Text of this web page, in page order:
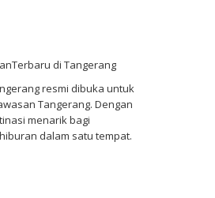
di Tangerang
resmi dibuka untuk
Tangerang. Dengan
menarik bagi
dalam satu tempat.